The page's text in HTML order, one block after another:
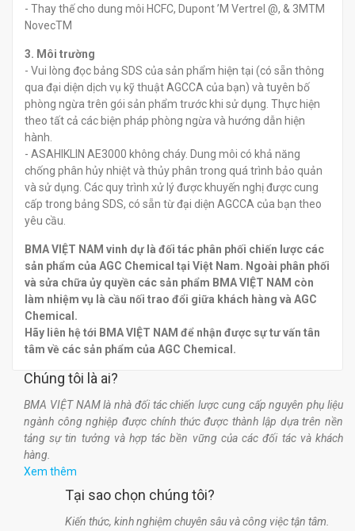
- Thay thế cho dung môi HCFC, Dupont ’M Vertrel @, & 3MTM
NovecTM
3. Môi trường
- Vui lòng đọc bảng SDS của sản phẩm hiện tại (có sẵn thông
qua đại diện dịch vụ kỹ thuật AGCCA của bạn) và tuyên bố
phòng ngừa trên gói sản phẩm trước khi sử dụng. Thực hiện
theo tất cả các biện pháp phòng ngừa và hướng dẫn hiện
hành.
- ASAHIKLIN AE3000 không cháy. Dung môi có khả năng
chống phân hủy nhiệt và thủy phân trong quá trình bảo quản
và sử dụng. Các quy trình xử lý được khuyến nghị được cung
cấp trong bảng SDS, có sẵn từ đại diện AGCCA của bạn theo
yêu cầu.
BMA VIỆT NAM vinh dự là đối tác phân phối chiến lược các
sản phẩm của AGC Chemical tại Việt Nam. Ngoài phân phối
và sửa chữa ủy quyền các sản phẩm BMA VIỆT NAM còn
làm nhiệm vụ là cầu nối trao đổi giữa khách hàng và AGC
Chemical.
Hãy liên hệ tới BMA VIỆT NAM để nhận được sự tư vấn tân
tâm về các sản phẩm của AGC Chemical.
Chúng tôi là ai?
BMA VIỆT NAM là nhà đối tác chiến lược cung cấp nguyên phụ liệu
ngành công nghiệp được chính thức được thành lập dựa trên nền
tảng sự tin tưởng và hợp tác bền vững của các đối tác và khách
hàng.
Xem thêm
Tại sao chọn chúng tôi?
Kiến thức, kinh nghiệm chuyên sâu và công việc tận tâm.